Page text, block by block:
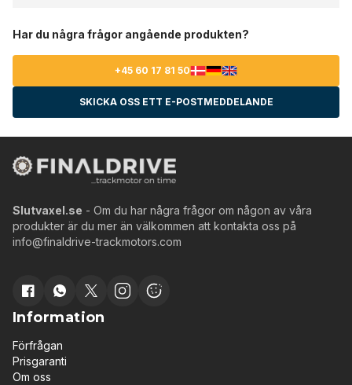
Har du några frågor angående produkten?
+45 60 17 81 50
SKICKA OSS ETT E-POSTMEDDELANDE
Slutvaxel.se - Om du har några frågor om någon av våra
produkter är du mer än välkommen att kontakta oss på
info@finaldrive-trackmotors.com
Information
Förfrågan
Prisgaranti
Om oss